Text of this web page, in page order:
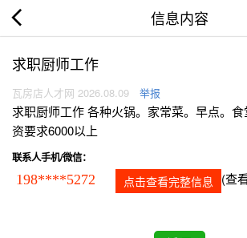
信息内容
求职厨师工作
瓦房店人才网 2026.08.09 举报
求职厨师工作 各种火锅。家常菜。早点。
资要求6000以上
联系人手机/微信：
198****5272 点击查看完整信息 (查